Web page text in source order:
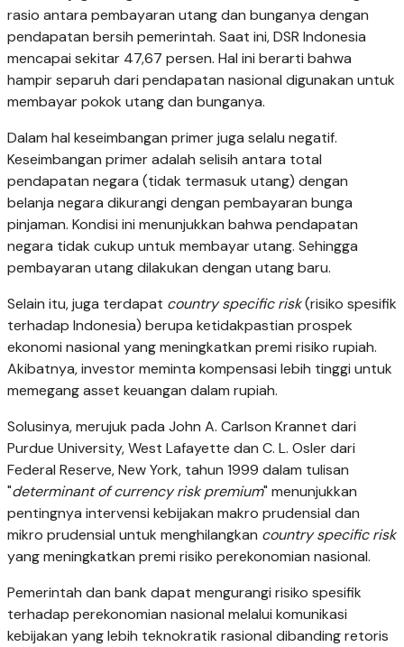
rasio antara pembayaran utang dan bunganya dengan
pendapatan bersih pemerintah. Saat ini, DSR Indonesia
mencapai sekitar 47,67 persen. Hal ini berarti bahwa
hampir separuh dari pendapatan nasional digunakan untuk
membayar pokok utang dan bunganya.
Dalam hal keseimbangan primer juga selalu negatif.
Keseimbangan primer adalah selisih antara total
pendapatan negara (tidak termasuk utang) dengan
belanja negara dikurangi dengan pembayaran bunga
pinjaman. Kondisi ini menunjukkan bahwa pendapatan
negara tidak cukup untuk membayar utang. Sehingga
pembayaran utang dilakukan dengan utang baru.
Selain itu, juga terdapat country specific risk(risiko spesifik
terhadap Indonesia) berupa ketidakpastian prospek
ekonomi nasional yang meningkatkan premi risiko rupiah.
Akibatnya, investor meminta kompensasi lebih tinggi untuk
memegang asset keuangan dalam rupiah.
Solusinya, merujuk pada John A. Carlson Krannet dari
Purdue University, West Lafayette dan C. L. Osler dari
Federal Reserve, New York, tahun 1999 dalam tulisan
"determinant of currency risk premium" menunjukkan
pentingnya intervensi kebijakan makro prudensial dan
mikro prudensial untuk menghilangkan country specific risk
yang meningkatkan premi risiko perekonomian nasional.
Pemerintah dan bank dapat mengurangi risiko spesifik
terhadap perekonomian nasional melalui komunikasi
kebijakan yang lebih teknokratik rasional dibanding retoris